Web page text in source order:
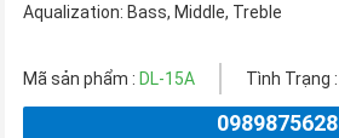
Aqualization: Bass, Middle, Treble
Mã sản phẩm : DL-15A Tình Trạng :
0989875628